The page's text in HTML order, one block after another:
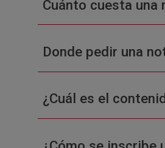
Cuánto cuesta una
Donde pedir una
¿Cuál es el